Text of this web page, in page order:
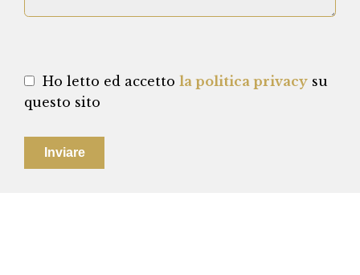
Ho letto ed accetto la politica privacy su
questo sito
Inviare